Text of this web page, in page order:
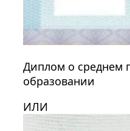
Диплом о среднем
образовании
ИЛИ